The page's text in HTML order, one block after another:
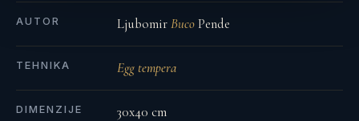
AUTOR LjubomirBucoPende
TEHNIKA Egg tempera
DIMENZIJE 30x40 cm